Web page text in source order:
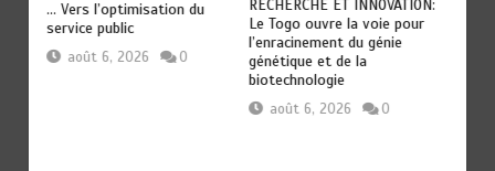
… Vers l’optimisation du
service public
août 6, 2026 0
RECHERCHE ET INNOVATION:
Le Togo ouvre la voie pour
l’enracinement du génie
génétique et de la
biotechnologie
août 6, 2026 0